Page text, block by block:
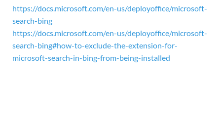
https://docs.microsoft.com/en-us/deployoffice/microsoft-
search-bing
https://docs.microsoft.com/en-us/deployoffice/microsoft-
search-bing#how-to-exclude-the-extension-for-
microsoft-search-in-bing-from-being-installed